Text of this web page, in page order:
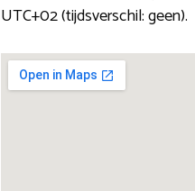
UTC+02 (tijdsverschil: geen).